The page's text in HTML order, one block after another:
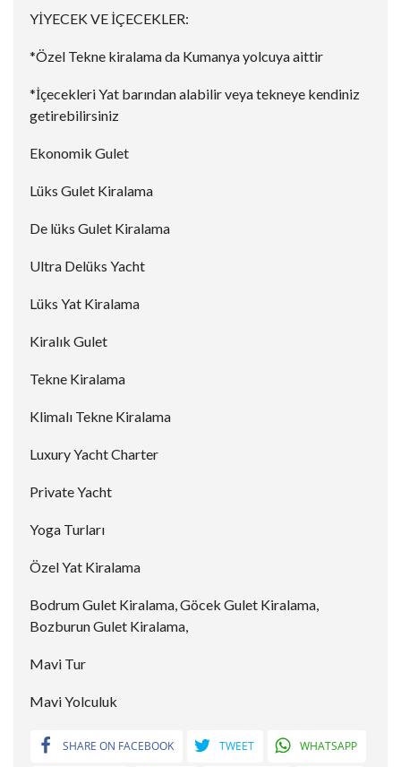
YİYECEK VE İÇECEKLER:
*Özel Tekne kiralama da Kumanya yolcuya aittir
*İçecekleri Yat barından alabilir veya tekneye kendiniz
getirebilirsiniz
Ekonomik Gulet
Lüks Gulet Kiralama
De lüks Gulet Kiralama
Ultra Delüks Yacht
Lüks Yat Kiralama
Kiralık Gulet
Tekne Kiralama
Klimalı Tekne Kiralama
Luxury Yacht Charter
Private Yacht
Yoga Turları
Özel Yat Kiralama
Bodrum Gulet Kiralama, Göcek Gulet Kiralama,
Bozburun Gulet Kiralama,
Mavi Tur
Mavi Yolculuk
SHARE ON FACEBOOK TWEET WHATSAPP